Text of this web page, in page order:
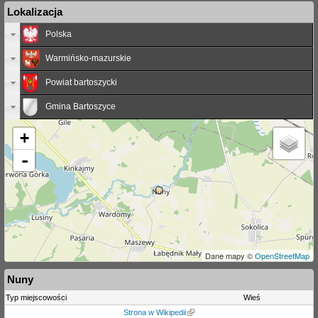
Lokalizacja
Polska
Warmińsko-mazurskie
Powiat bartoszycki
Gmina Bartoszyce
+
-
Dane mapy ©OpenStreetMap
Nuny
Typ miejscowości
Wieś
Strona w Wikipedii